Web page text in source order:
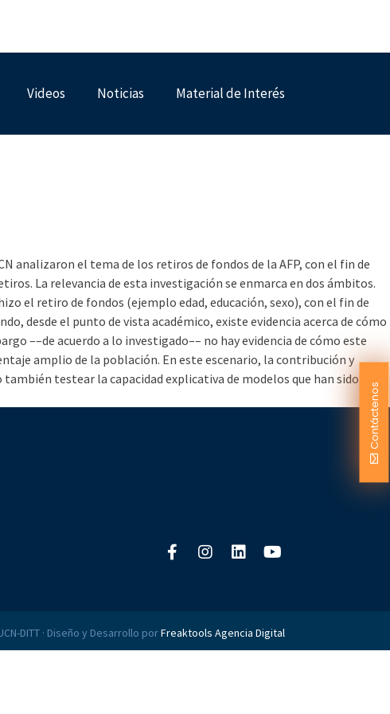
Contáctenos
Videos Noticias Material de Interés
analizaron el tema de los retiros de fondos de la AFP, con el fin de
La relevancia de esta investigación se enmarca en dos ámbitos.
el retiro de fondos (ejemplo edad, educación, sexo), con el fin de
desde el punto de vista académico, existe evidencia acerca de cómo
––de acuerdo a lo investigado–– no hay evidencia de cómo este
amplio de la población. En este escenario, la contribución y
testear la capacidad explicativa de modelos que han sido
DITT · Diseño y Desarrollo porFreaktools Agencia Digital